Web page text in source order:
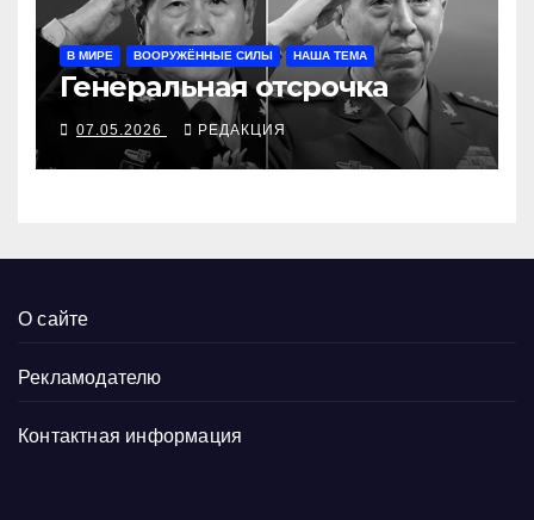
В МИРЕ ВООРУЖЁННЫЕ СИЛЫ НАША ТЕМА
Генеральная отсрочка
07.05.2026 РЕДАКЦИЯ
О сайте
Рекламодателю
Контактная информация